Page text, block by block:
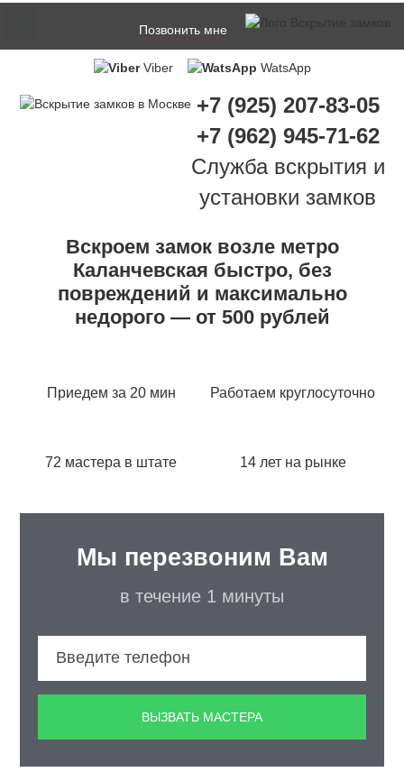
Позвонить мне
Viber WatsApp
+7 (925) 207-83-05
+7 (962) 945-71-62
Служба вскрытия и
установки замков
Вскроем замок возле метро
Каланчевская быстро, без
повреждений и максимально
недорого — от 500 рублей
Приедем за 20 мин Работаем круглосуточно
72 мастера в штате 14 лет на рынке
Мы перезвоним Вам
в течение 1 минуты